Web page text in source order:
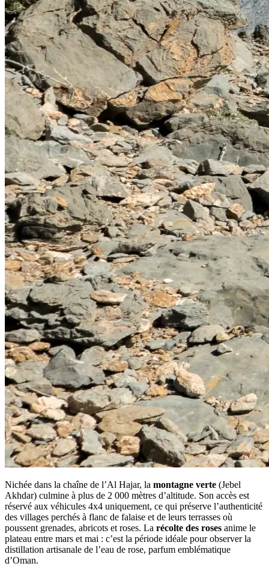
Nichée dans la chaîne de l’Al Hajar, la montagne verte (Jebel
Akhdar) culmine à plus de 2 000 mètres d’altitude. Son accès est
réservé aux véhicules 4x4 uniquement, ce qui préserve l’authenticité
des villages perchés à flanc de falaise et de leurs terrasses où
poussent grenades, abricots et roses. La récolte des roses anime le
plateau entre mars et mai : c’est la période idéale pour observer la
distillation artisanale de l’eau de rose, parfum emblématique
d’Oman.